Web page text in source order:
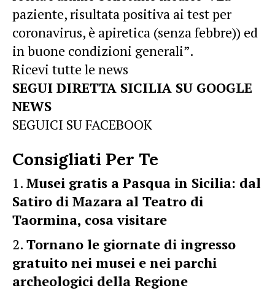
paziente, risultata positiva ai test per
coronavirus, è apiretica (senza febbre)) ed
in buone condizioni generali”.
Ricevi tutte le news
SEGUI DIRETTA SICILIA SU GOOGLE
NEWS
SEGUICI SU FACEBOOK
Consigliati Per Te
Musei gratis a Pasqua in Sicilia: dal
Satiro di Mazara al Teatro di
Taormina, cosa visitare
Tornano le giornate di ingresso
gratuito nei musei e nei parchi
archeologici della Regione